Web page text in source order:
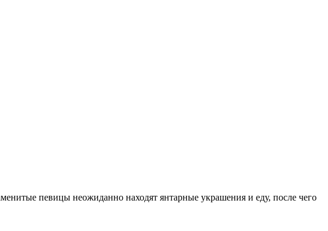
певицы неожиданно находят янтарные украшения и еду, после чего